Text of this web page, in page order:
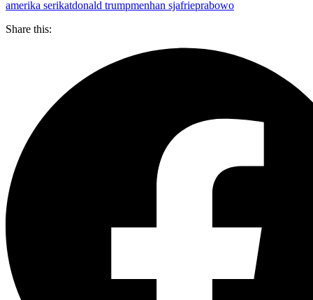
amerika serikatdonald trumpmenhan sjafrieprabowo
Share this: